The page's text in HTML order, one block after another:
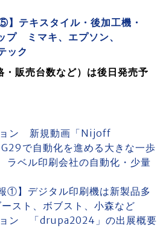
】テキスタイル・後加工機・
プ ミマキ、エプソン、
ック
・販売台数など）は後日発売予
ョン 新規動画「Nijoff
で自動化を進める大きな一歩
ベル印刷会社の自動化・少量
①】デジタル印刷機は新製品多
スト、ボブスト、小森など
ン 「drupa2024」の出展概要